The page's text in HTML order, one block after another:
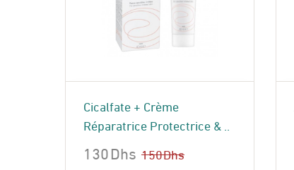
Cicalfate + Crème
Réparatrice Protectrice & ..
150Dhs
130Dhs